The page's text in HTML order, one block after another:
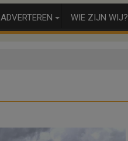
ADVERTEREN WIE ZIJN WIJ?